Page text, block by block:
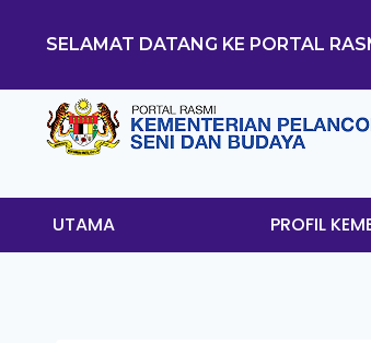
SELAMAT DATANG KE PORTAL
UTAMA PROFIL